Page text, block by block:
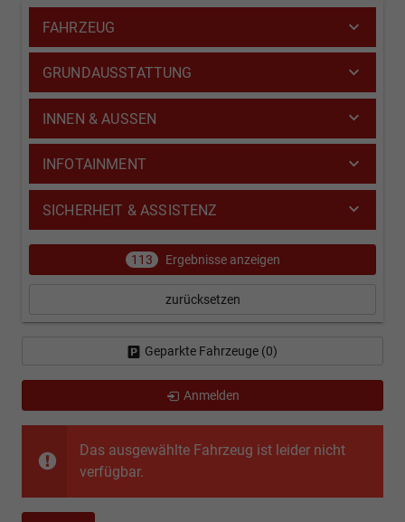
Das ausgewählte Fahrzeug ist leider nicht
verfügbar.
FAHRZEUG
GRUNDAUSSTATTUNG
INNEN & AUSSEN
INFOTAINMENT
SICHERHEIT & ASSISTENZ
113 Ergebnisse anzeigen
zurücksetzen
Geparkte Fahrzeuge (0)
Anmelden